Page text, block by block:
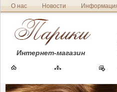
О нас Новости
Интернет-магазин